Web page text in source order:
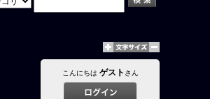
こんにちは ゲスト さん